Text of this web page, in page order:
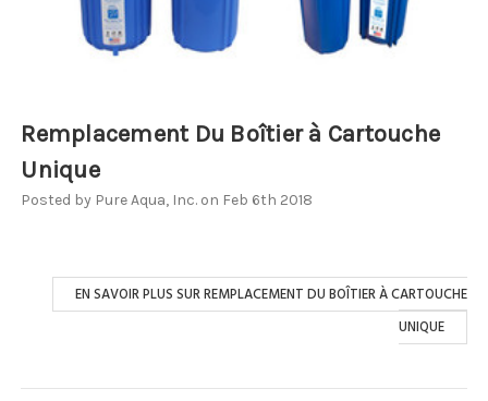
Remplacement Du Boîtier à Cartouche
Unique
Posted by Pure Aqua, Inc. on Feb 6th 2018
EN SAVOIR PLUS SUR REMPLACEMENT DU BOÎTIER À CARTOUCHE
UNIQUE